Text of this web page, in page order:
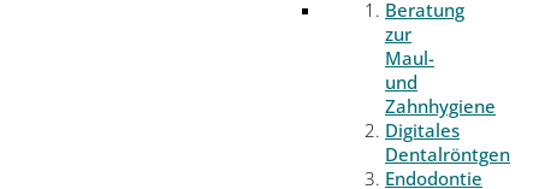
Beratung
zur
Maul-
und
Zahnhygiene
Digitales
Dentalröntgen
Endodontie